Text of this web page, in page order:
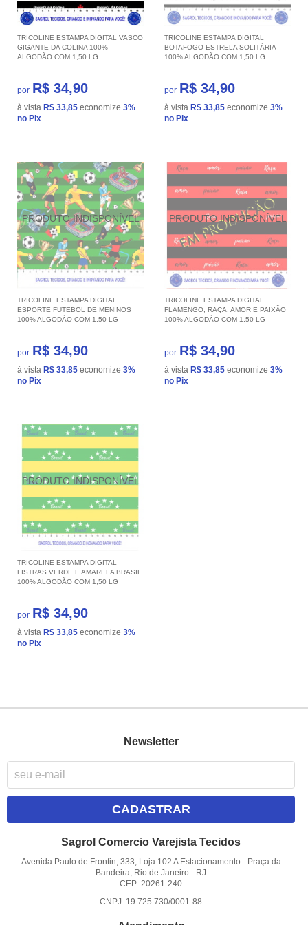
TRICOLINE ESTAMPA DIGITAL VASCO
GIGANTE DA COLINA 100%
ALGODÃO COM 1,50 LG
por R$ 34,90
à vista R$ 33,85 economize 3%
no Pix
TRICOLINE ESTAMPA DIGITAL
BOTAFOGO ESTRELA SOLITÁRIA
100% ALGODÃO COM 1,50 LG
por R$ 34,90
à vista R$ 33,85 economize 3%
no Pix
TRICOLINE ESTAMPA DIGITAL
ESPORTE FUTEBOL DE MENINOS
100% ALGODÃO COM 1,50 LG
por R$ 34,90
à vista R$ 33,85 economize 3%
no Pix
TRICOLINE ESTAMPA DIGITAL
FLAMENGO, RAÇA, AMOR E PAIXÃO
100% ALGODÃO COM 1,50 LG
por R$ 34,90
à vista R$ 33,85 economize 3%
no Pix
TRICOLINE ESTAMPA DIGITAL
LISTRAS VERDE E AMARELA BRASIL
100% ALGODÃO COM 1,50 LG
por R$ 34,90
à vista R$ 33,85 economize 3%
no Pix
Newsletter
CADASTRAR
Sagrol Comercio Varejista Tecidos
Avenida Paulo de Frontin, 333, Loja 102 A Estacionamento - Praça da
Bandeira, Rio de Janeiro - RJ
CEP: 20261-240
CNPJ: 19.725.730/0001-88